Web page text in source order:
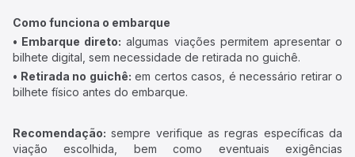
Como funciona o embarque
• Embarque direto: algumas viações permitem apresentar o
bilhete digital, sem necessidade de retirada no guichê.
• Retirada no guichê: em certos casos, é necessário retirar o
bilhete físico antes do embarque.
Recomendação: sempre verifique as regras específicas da
viação escolhida, bem como eventuais exigências